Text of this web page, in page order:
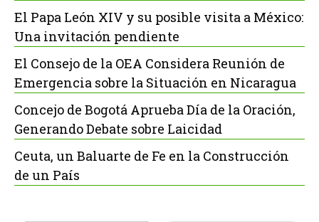
El Papa León XIV y su posible visita a México:
Una invitación pendiente
El Consejo de la OEA Considera Reunión de
Emergencia sobre la Situación en Nicaragua
Concejo de Bogotá Aprueba Día de la Oración,
Generando Debate sobre Laicidad
Ceuta, un Baluarte de Fe en la Construcción
de un País